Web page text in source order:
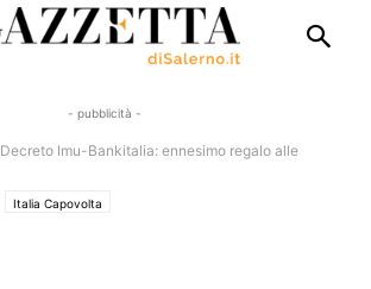
- pubblicità -
Decreto Imu-Bankitalia: ennesimo regalo alle
Italia Capovolta